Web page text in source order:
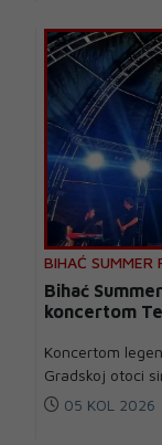
BIHAĆ SUMMER
Bihać
koncertom
Koncertom
Gradskoj otoci
05 KOL 2026